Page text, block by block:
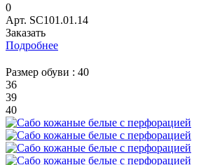
0
Арт. SC101.01.14
Заказать
Подробнее
Размер обуви : 40
36
39
40